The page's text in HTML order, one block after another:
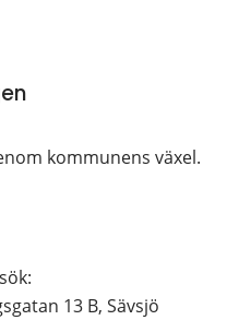
kommunens växel.
13 B, Sävsjö